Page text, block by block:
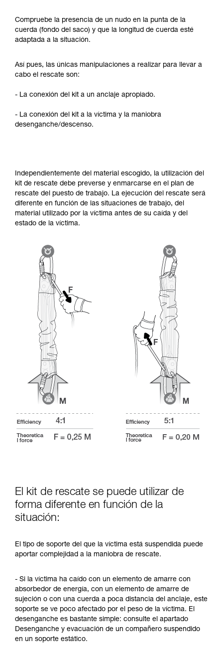
Compruebe la presencia de un nudo en la punta de la
cuerda (fondo del saco) y que la longitud de cuerda esté
adaptada a la situación.
Así pues, las únicas manipulaciones a realizar para llevar a
cabo el rescate son:
- La conexión del kit a un anclaje apropiado.
- La conexión del kit a la víctima y la maniobra
desenganche/descenso.
Independientemente del material escogido, la utilización del
kit de rescate debe preverse y enmarcarse en el plan de
rescate del puesto de trabajo. La ejecución del rescate será
diferente en función de las situaciones de trabajo, del
material utilizado por la víctima antes de su caída y del
estado de la víctima.
El kit de rescate se puede utilizar de
forma diferente en función de la
situación:
El tipo de soporte del que la víctima está suspendida puede
aportar complejidad a la maniobra de rescate.
- Si la víctima ha caído con un elemento de amarre con
absorbedor de energía, con un elemento de amarre de
sujeción o con una cuerda a poca distancia del anclaje, este
soporte se ve poco afectado por el peso de la víctima. El
desenganche es bastante simple: consulte el apartado
Desenganche y evacuación de un compañero suspendido
en un soporte estático.